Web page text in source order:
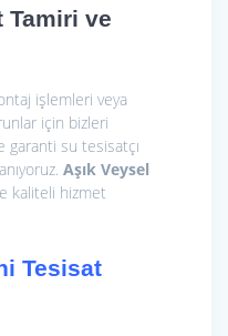
Tamiri ve
işlemleri veya
için bizleri
garanti su tesisatçı
Aşık Veysel
kaliteli hizmet
Tesisat